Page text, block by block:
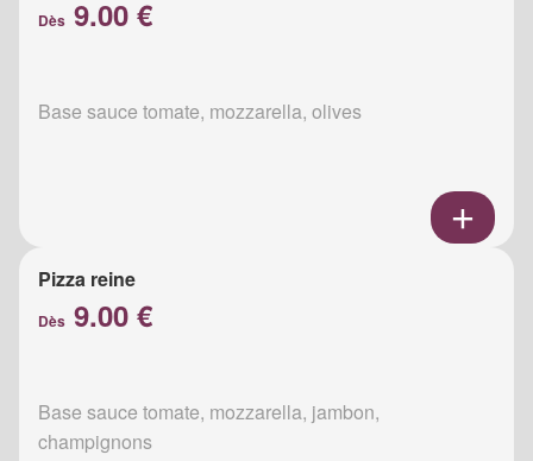
Dès 9.00 €
Base sauce tomate, mozzarella, olives
Pizza reine
Dès 9.00 €
Base sauce tomate, mozzarella, jambon,
champignons